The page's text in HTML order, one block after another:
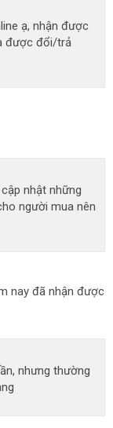
ạ, nhận được
được đổi/trả
nhật những
người mua nên
nay đã nhận được
nhưng thường